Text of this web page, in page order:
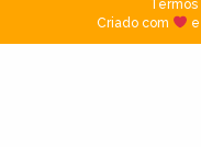
Termos|
Criado com
e